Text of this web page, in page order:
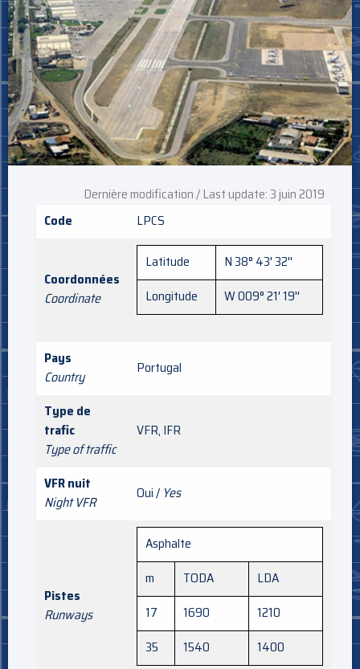
Dernière modification / Last update: 3 juin 2019
Code
LPCS
Coordonnées
Coordinate
Latitude
N 38° 43' 32''
Longitude
W 009° 21' 19''
Pays
Country
Portugal
Type de
trafic
Type of traffic
VFR, IFR
VFR nuit
Night VFR
Oui / Yes
Pistes
Runways
Asphalte
m
TODA
LDA
17
1690
1210
35
1540 1400